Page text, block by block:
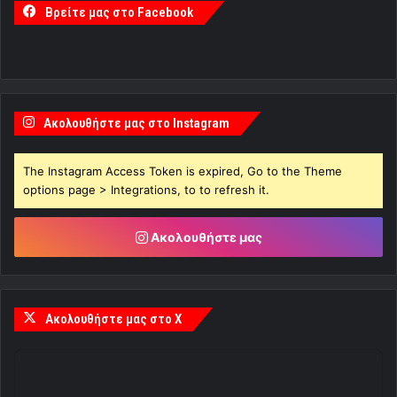
Βρείτε μας στο Facebook
Ακολουθήστε μας στο Instagram
The Instagram Access Token is expired, Go to the Theme
options page > Integrations, to to refresh it.
Ακολουθήστε μας
Ακολουθήστε μας στο X